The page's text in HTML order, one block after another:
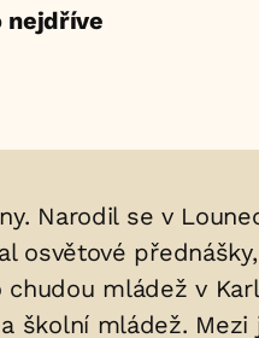
nejdříve
Narodil se v
osvětové
mládež v
školní mládež. Mezi